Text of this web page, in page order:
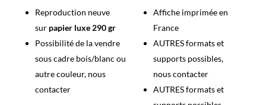
Paraski
Les
Saisies
1981
Reproduction neuve
sur papier luxe 290 gr
Possibilité de la vendre
sous cadre bois/blanc ou
autre couleur, nous
contacter
Affiche imprimée en
France
AUTRES formats et
supports possibles,
nous contacter
AUTRES formats et